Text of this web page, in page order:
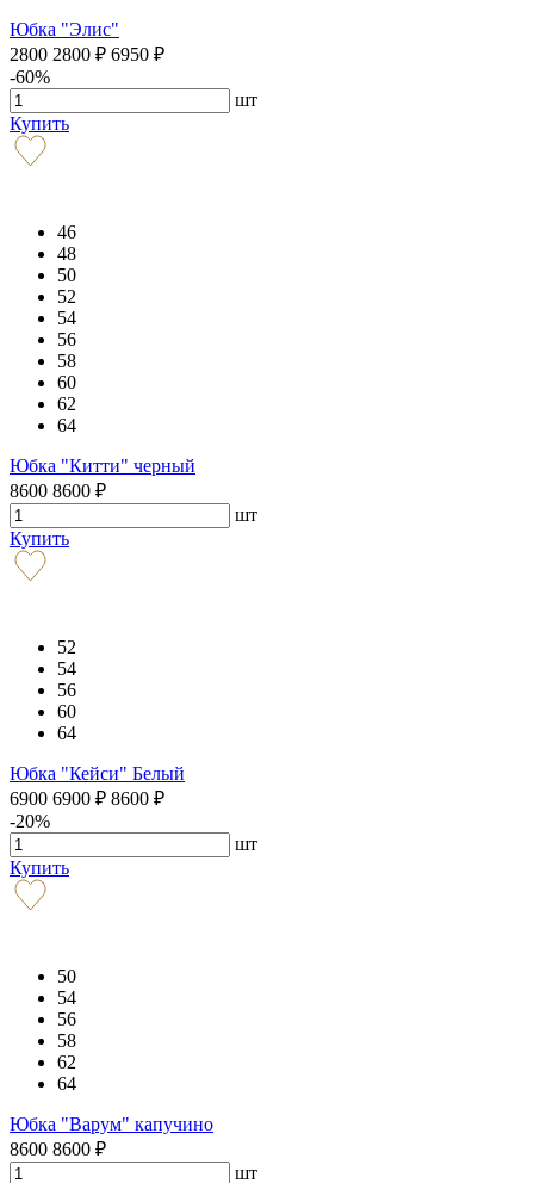
Юбка "Элис"
2800 2800 ₽ 6950 ₽
-60%
шт
Купить
46
48
50
52
54
56
58
60
62
64
Юбка "Китти" черный
8600 8600 ₽
шт
Купить
52
54
56
60
64
Юбка "Кейси" Белый
6900 6900 ₽ 8600 ₽
-20%
шт
Купить
50
54
56
58
62
64
Юбка "Варум" капучино
8600 8600 ₽
шт